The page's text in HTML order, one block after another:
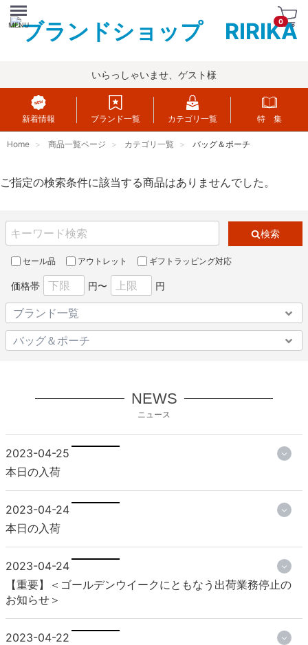
Menu
MENU 0
いらっしゃいませ、ゲスト様
新着情報 ブランド一覧 カテゴリ一覧 特 集
Home 商品一覧ページ カテゴリ一覧 バッグ＆ポーチ
ご指定の検索条件に該当する商品はありませんでした。
検索
セール品 アウトレット ギフトラッピング対応
価格帯 円〜 円
NEWS
ニュース
2023-04-25
本日の入荷
2023-04-24
本日の入荷
2023-04-24
【重要】＜ゴールデンウイークにともなう出荷業務停止の
お知らせ＞
2023-04-22